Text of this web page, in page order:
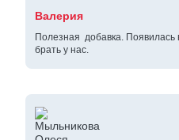
Валерия
Полезная добавка. Появилась
брать у нас.